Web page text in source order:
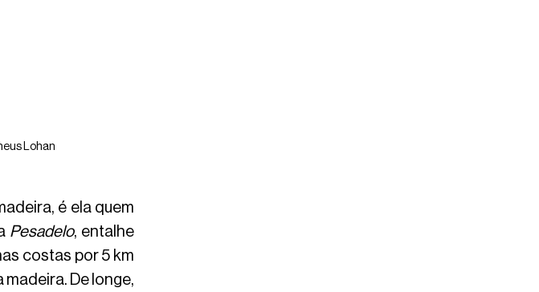
Lohan
é ela quem
Pesadelo, entalhe
costas por 5 km
De longe,